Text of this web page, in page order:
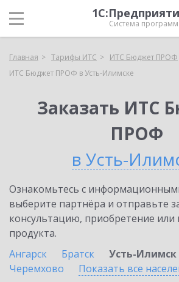
Система программ
Главная Тарифы ИТС
ИТС Бюджет ПРОФ
ИТС Бюджет ПРОФ в Усть-Илимске
Заказать ИТС
ПРОФ
в Усть-
Ознакомьтесь с
выберите партнёра и отправьте
консультацию, приобретение или
продукта.
Ангарск
Братск Усть-Илимск
Черемхово
Показать все